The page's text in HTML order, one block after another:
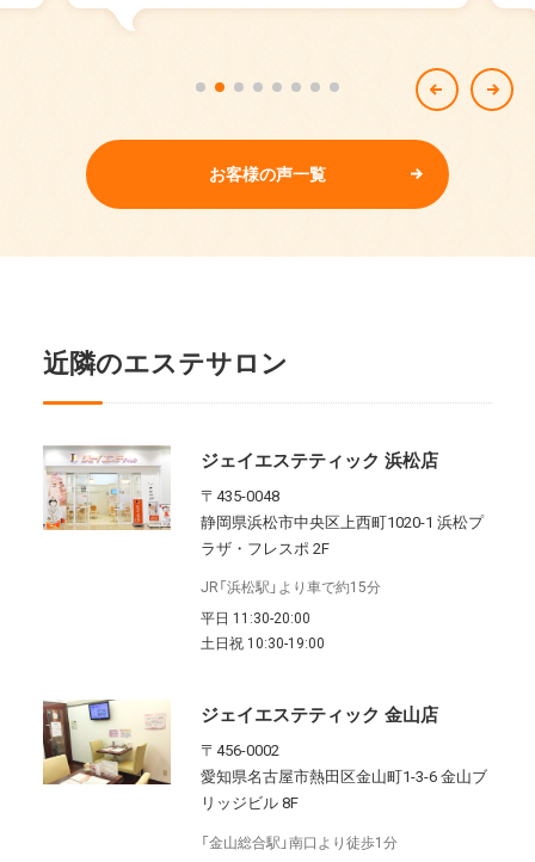
お客様の声一覧
近隣のエステサロン
ジェイエステティック 浜松店
〒435-0048
静岡県浜松市中央区上西町1020-1 浜松プ
ラザ・フレスポ 2F
JR「浜松駅」より車で約15分
平日 11:30-20:00
土日祝 10:30-19:00
ジェイエステティック 金山店
〒456-0002
愛知県名古屋市熱田区金山町1-3-6 金山ブ
リッジビル 8F
「金山総合駅」南口より徒歩1分